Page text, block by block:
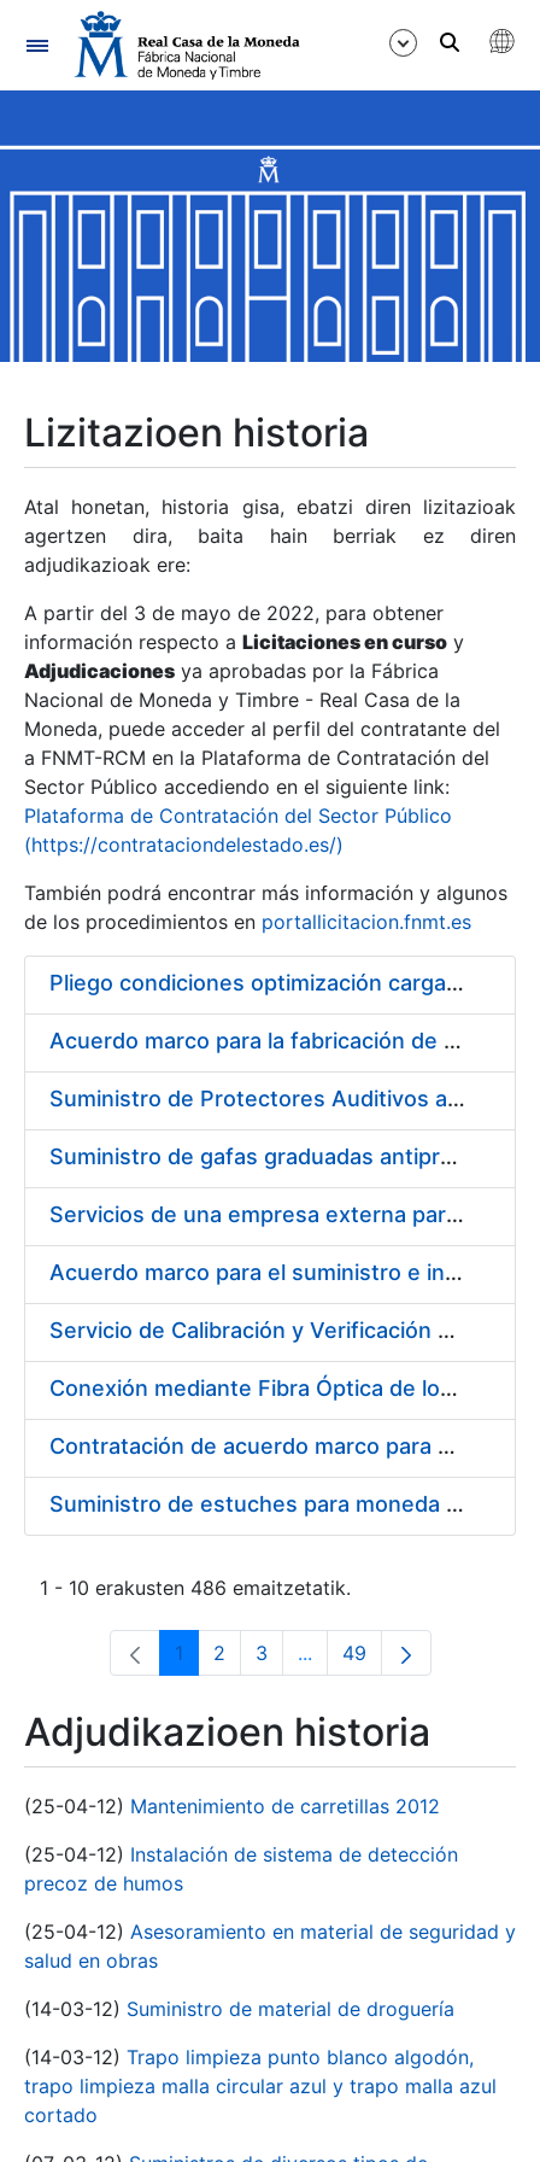
Nabigazioa
Erakutsi/Ezkutatu
Erakutsi/Ezkutatu
Erakutsi/Ezkutatu
Erakutsi/Ezkutatu
Erakutsi/Ezkutatu
Erakutsi/Ezkutatu
Erakutsi/Ezkutatu
Erakutsi/Ezkutatu
Lizitazioen historia
Atal honetan, historia gisa, ebatzi diren lizitazioak
agertzen dira, baita hain berriak ez diren
adjudikazioak ere:
A partir del 3 de mayo de 2022, para obtener
información respecto a Licitaciones en curso y
Adjudicaciones ya aprobadas por la Fábrica
Nacional de Moneda y Timbre - Real Casa de la
Moneda, puede acceder al perfil del contratante del
a FNMT-RCM en la Plataforma de Contratación del
Sector Público accediendo en el siguiente link:
Plataforma de Contratación del Sector Público
(https://contrataciondelestado.es/)
También podrá encontrar más información y algunos
de los procedimientos en portallicitacion.fnmt.es
Pliego condiciones optimización cargas compras firmado
Acuerdo marco para la fabricación de piezas
Suministro de Protectores Auditivos a medida para las personas trabajadoras de los Centros de Trabajo de Madrid y Burgos
Suministro de gafas graduadas antiproyecciones para los trabajadores de la FNMT-RCM en los centros de trabajo de Madrid y Burgos
Servicios de una empresa externa para el asesoramiento y resolución de los recursos de alzada que se presentan relacionados con procesos de selección para la FNMT-RCM
Acuerdo marco para el suministro e instalación de persianas, estores y otros complementos
Servicio de Calibración y Verificación Externa de los Equipos de Medición del Servicio de Prevención de la FNMT-RCM
Conexión mediante Fibra Óptica de los Centros de Proceso de Datos (CPDs) de las sedes de la FNMT-RCM de Burgos y Madrid
Contratación de acuerdo marco para el Suministro de Material de Electricidad para la Fábrica Nacional de Moneda y Timbre-Real Casa de la Moneda en su centro de trabajo de Burgos
Suministro de estuches para moneda de 30 €
1 - 10 erakusten 486 emaitzetatik.
Orrialdea
1 Orrialdea
2 Orrialdea
3 ...Intermediate Pages Use
Orrialdea
49
Adjudikazioen historia
(25-04-12) Mantenimiento de carretillas 2012
(25-04-12) Instalación de sistema de detección
precoz de humos
(25-04-12) Asesoramiento en material de seguridad y
salud en obras
(14-03-12) Suministro de material de droguería
(14-03-12) Trapo limpieza punto blanco algodón,
trapo limpieza malla circular azul y trapo malla azul
cortado